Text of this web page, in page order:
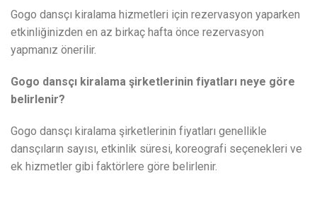
Gogo dansçı kiralama hizmetleri için rezervasyon yaparken
etkinliğinizden en az birkaç hafta önce rezervasyon
yapmanız önerilir.
Gogo dansçı kiralama şirketlerinin fiyatları neye göre
belirlenir?
Gogo dansçı kiralama şirketlerinin fiyatları genellikle
dansçıların sayısı, etkinlik süresi, koreografi seçenekleri ve
ek hizmetler gibi faktörlere göre belirlenir.